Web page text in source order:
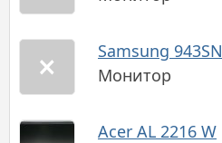
Samsung 943SN
Монитор
Acer AL 2216 W